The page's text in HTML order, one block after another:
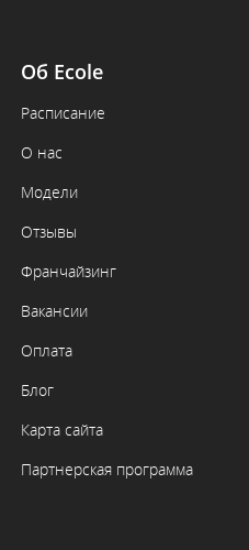
Об Ecole
Расписание
О нас
Модели
Отзывы
Франчайзинг
Вакансии
Оплата
Блог
Карта сайта
Партнерская программа